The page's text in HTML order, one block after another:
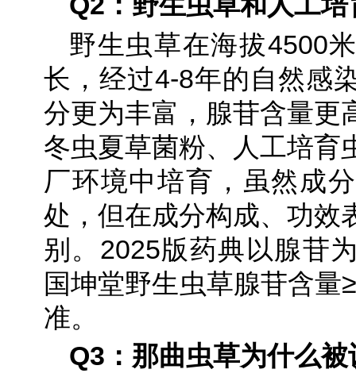
野生虫草在海拔4500
长，经过4-8年的自然感
分更为丰富，腺苷含量更
冬虫夏草菌粉、人工培育
厂环境中培育，虽然成
处，但在成分构成、功效
别。2025版药典以腺苷
国坤堂野生虫草腺苷含量
准。
Q3：那曲虫草为什么